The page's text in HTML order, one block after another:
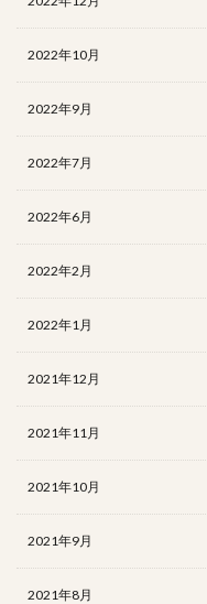
2022年10月
2022年9月
2022年7月
2022年6月
2022年2月
2022年1月
2021年12月
2021年11月
2021年10月
2021年9月
2021年8月